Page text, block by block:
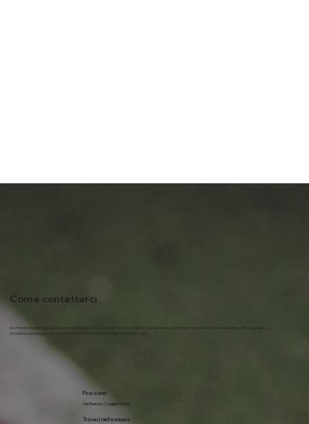
Come contattarci
Non importa quanto grande o piccolo sia il progetto: il nostro team è pronto a offrirti consulenza e supporto per trovare la soluzione più adatta alle tue esigenze.
Contattaci per maggiori informazioni o per richiedere un preventivo personalizzato.
Posizione
Via Firenze 7, Cagliari 09126
Trovaci nella mappa